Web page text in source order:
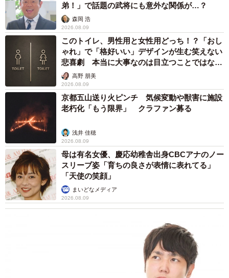
弟！」で話題の武将にも意外な関係が…？
森岡 浩
2026.08.09
このトイレ、男性用と女性用どっち！？「おし
ゃれ」で「格好いい」デザインが生む笑えない
悲喜劇 本当に大事なのは目立つことではな
く…高野 朋美
2026.08.09
京都五山送り火ピンチ 気候変動や獣害に施設
老朽化「もう限界」 クラファン募る
浅井 佳穂
2026.08.09
母は有名女優、慶応幼稚舎出身CBCアナのノー
スリーブ姿「育ちの良さが表情に表れてる」
「天使の笑顔」
まいどなメディア
2026.08.09